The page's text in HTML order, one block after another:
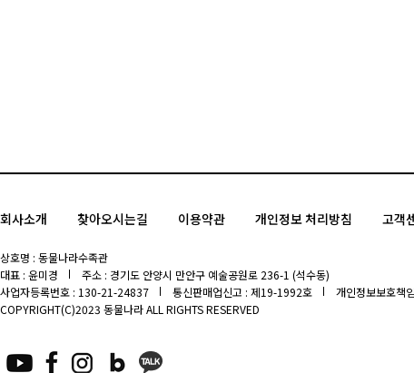
회사소개 찾아오시는길 이용약관 개인정보 처리방침 고객
상호명 : 동물나라수족관
대표 : 윤미경
주소 : 경기도 안양시 만안구 예술공원로 236-1 (석수동)
사업자등록번호 : 130-21-24837
통신판매업신고 : 제19-1992호 개인정보보호책
COPYRIGHT(C)2023 동물나라 ALL RIGHTS RESERVED